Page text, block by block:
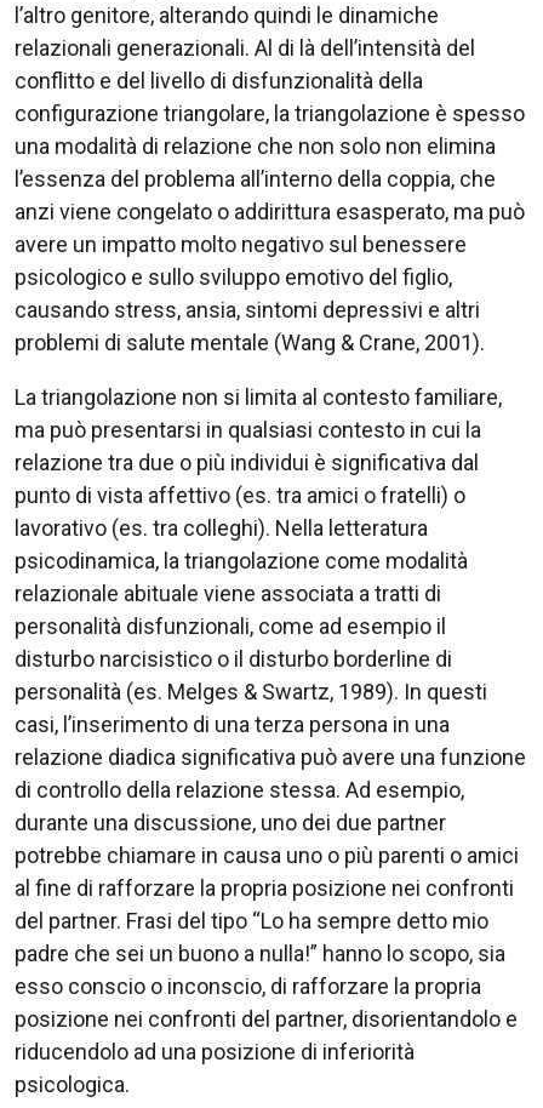
l’altro genitore, alterando quindi le dinamiche
relazionali generazionali. Al di là dell’intensità del
conflitto e del livello di disfunzionalità della
configurazione triangolare, la triangolazione è spesso
una modalità di relazione che non solo non elimina
l’essenza del problema all’interno della coppia, che
anzi viene congelato o addirittura esasperato, ma può
avere un impatto molto negativo sul benessere
psicologico e sullo sviluppo emotivo del figlio,
causando stress, ansia, sintomi depressivi e altri
problemi di salute mentale (Wang & Crane, 2001).
La triangolazione non si limita al contesto familiare,
ma può presentarsi in qualsiasi contesto in cui la
relazione tra due o più individui è significativa dal
punto di vista affettivo (es. tra amici o fratelli) o
lavorativo (es. tra colleghi). Nella letteratura
psicodinamica, la triangolazione come modalità
relazionale abituale viene associata a tratti di
personalità disfunzionali, come ad esempio il
disturbo narcisistico o il disturbo borderline di
personalità (es. Melges & Swartz, 1989). In questi
casi, l’inserimento di una terza persona in una
relazione diadica significativa può avere una funzione
di controllo della relazione stessa. Ad esempio,
durante una discussione, uno dei due partner
potrebbe chiamare in causa uno o più parenti o amici
al fine di rafforzare la propria posizione nei confronti
del partner. Frasi del tipo “Lo ha sempre detto mio
padre che sei un buono a nulla!” hanno lo scopo, sia
esso conscio o inconscio, di rafforzare la propria
posizione nei confronti del partner, disorientandolo e
riducendolo ad una posizione di inferiorità
psicologica.